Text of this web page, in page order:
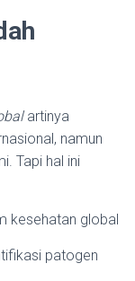
artinya
namun
Tapi hal ini
kesehatan global
patogen